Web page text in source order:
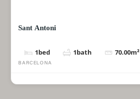
Sant Antoni
1bed 1bath 70.00m²
BARCELONA